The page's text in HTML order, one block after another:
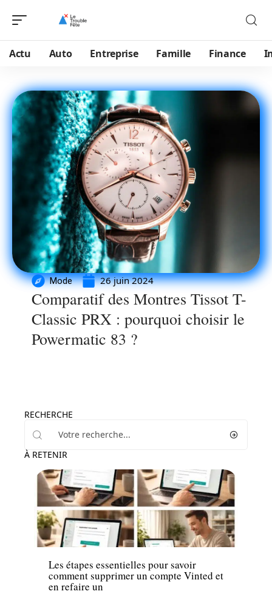
Actu Auto Entreprise Famille Finance
Mode 26 juin 2024
Comparatif des Montres Tissot T-
Classic PRX : pourquoi choisir le
Powermatic 83 ?
RECHERCHE
À RETENIR
Entreprise
Les étapes essentielles pour savoir
comment supprimer un compte Vinted et
en refaire un